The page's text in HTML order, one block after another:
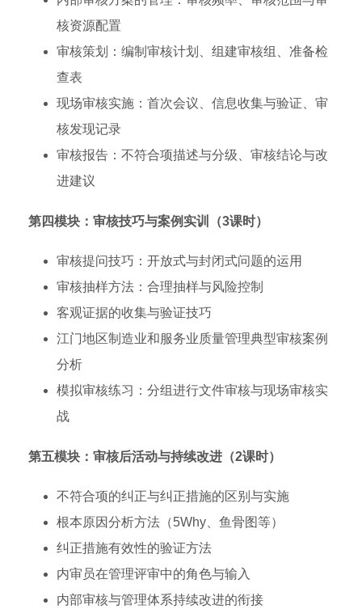
核资源配置
审核策划：编制审核计划、组建审核组、准备检
查表
现场审核实施：首次会议、信息收集与验证、审
核发现记录
审核报告：不符合项描述与分级、审核结论与改
进建议
第四模块：审核技巧与案例实训（3课时）
审核提问技巧：开放式与封闭式问题的运用
审核抽样方法：合理抽样与风险控制
客观证据的收集与验证技巧
江门地区制造业和服务业质量管理典型审核案例
分析
模拟审核练习：分组进行文件审核与现场审核实
战
第五模块：审核后活动与持续改进（2课时）
不符合项的纠正与纠正措施的区别与实施
根本原因分析方法（5Why、鱼骨图等）
纠正措施有效性的验证方法
内审员在管理评审中的角色与输入
内部审核与管理体系持续改进的衔接